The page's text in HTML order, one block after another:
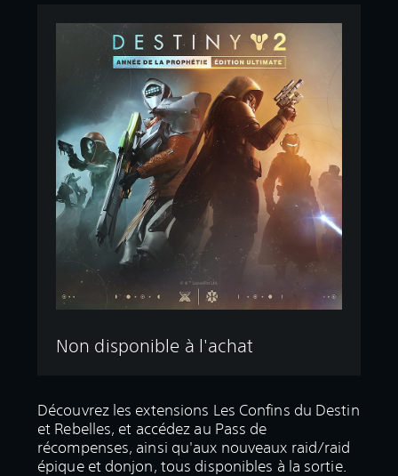
Non disponible à l'achat
Découvrez les extensions Les Confins du Destin
et Rebelles, et accédez au Pass de
récompenses, ainsi qu'aux nouveaux raid/raid
épique et donjon, tous disponibles à la sortie.